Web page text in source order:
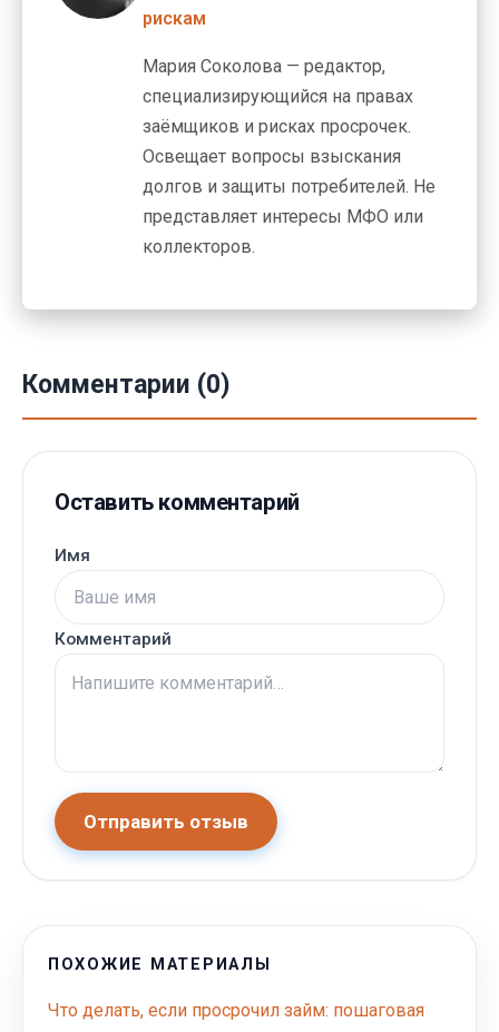
рискам
Мария Соколова — редактор,
специализирующийся на правах
заёмщиков и рисках просрочек.
Освещает вопросы взыскания
долгов и защиты потребителей. Не
представляет интересы МФО или
коллекторов.
Комментарии (0)
Оставить комментарий
Имя
Комментарий
Отправить отзыв
ПОХОЖИЕ МАТЕРИАЛЫ
Что делать, если просрочил займ: пошаговая